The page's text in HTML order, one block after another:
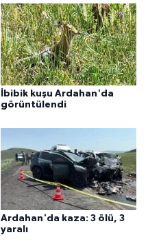
İbibik kuşu Ardahan'da
görüntülendi
Ardahan'da kaza: 3 ölü, 3
yaralı